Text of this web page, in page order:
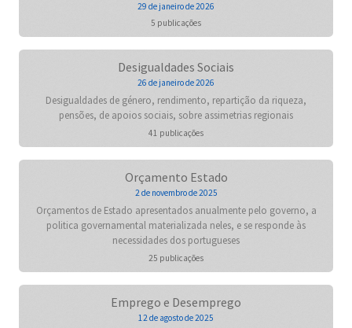
29 de janeiro de 2026
5 publicações
Desigualdades Sociais
26 de janeiro de 2026
Desigualdades de género, rendimento, repartição da riqueza,
pensões, de apoios sociais, sobre assimetrias regionais
41 publicações
Orçamento Estado
2 de novembro de 2025
Orçamentos de Estado apresentados anualmente pelo governo, a
politica governamental materializada neles, e se responde às
necessidades dos portugueses
25 publicações
Emprego e Desemprego
12 de agosto de 2025